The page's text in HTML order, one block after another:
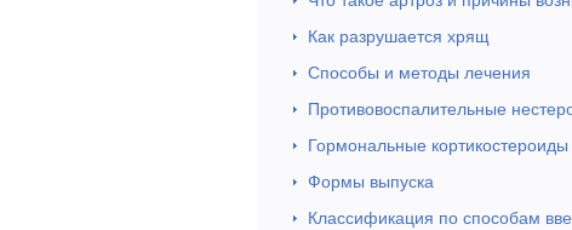
Как разрушается хрящ
Способы и методы лечения
Противовоспалительные
Гормональные
Формы выпуска
Классификация по способам